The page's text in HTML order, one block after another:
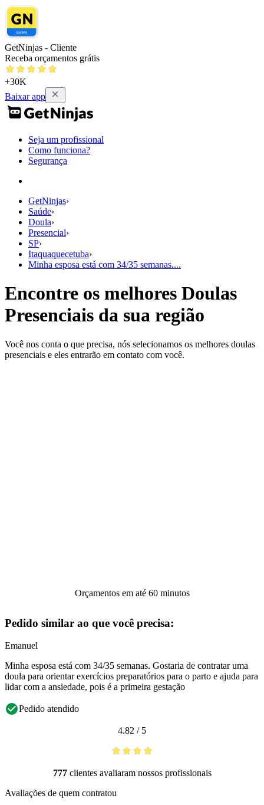
GetNinjas - Cliente
Receba orçamentos grátis
+30K
Baixar app
Seja um profissional
Como funciona?
Segurança
GetNinjas›
Saúde›
Doula›
Presencial›
SP›
Itaquaquecetuba›
Minha esposa está com 34/35 semanas....
Encontre os melhores Doulas
Presenciais da sua região
Você nos conta o que precisa, nós selecionamos os melhores doulas
presenciais e eles entrarão em contato com você.
Orçamentos em até 60 minutos
Pedido similar ao que você precisa:
Emanuel
Minha esposa está com 34/35 semanas. Gostaria de contratar uma
doula para orientar exercícios preparatórios para o parto e ajuda para
lidar com a ansiedade, pois é a primeira gestação
Pedido atendido
4.82 / 5
777clientes avaliaram nossos profissionais
Avaliações de quem contratou